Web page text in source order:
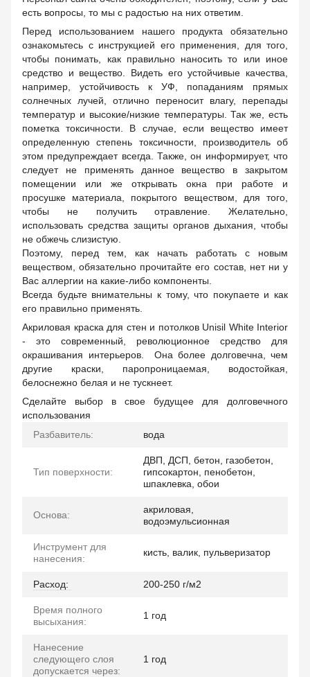
есть вопросы, то мы с радостью на них ответим.
Перед использованием нашего продукта обязательно
ознакомьтесь с инструкцией его применения, для того,
чтобы понимать, как правильно наносить то или иное
средство и вещество. Видеть его устойчивые качества,
например, устойчивость к УФ, попаданиям прямых
солнечных лучей, отлично переносит влагу, перепады
температур и высокие/низкие температуры. Так же, есть
пометка токсичности. В случае, если вещество имеет
определенную степень токсичности, производитель об
этом предупреждает всегда. Также, он информирует, что
следует не применять данное вещество в закрытом
помещении или же открывать окна при работе и
просушке материала, покрытого веществом, для того,
чтобы не получить отравление. Желательно,
использовать средства защиты органов дыхания, чтобы
не обжечь слизистую.
Поэтому, перед тем, как начать работать с новым
веществом, обязательно прочитайте его состав, нет ни у
Вас аллергии на какие-либо компоненты.
Всегда будьте внимательны к тому, что покупаете и как
его правильно применять.
Акриловая краска для стен и потолков Unisil White Interior
- это современный, революционное средство для
окрашивания интерьеров. Она более долговечна, чем
другие краски, паропроницаемая, водостойкая,
белоснежно белая и не тускнеет.
Сделайте выбор в свое будущее для долговечного
использования
Разбавитель:
вода
Тип поверхности:
ДВП, ДСП, бетон, газобетон,
гипсокартон, пенобетон,
шпаклевка, обои
Основа:
акриловая,
водоэмульсионная
Инструмент для
нанесения:
кисть, валик, пульверизатор
Расход: 200-250 г/м2
Время полного
высыхания:
1 год
Нанесение
следующего слоя
допускается через:
1 год